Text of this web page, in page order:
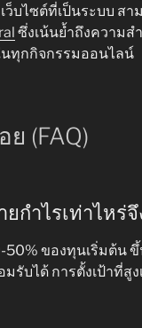
ว็บไซต์ที่เป็นระบบ สา
ซึ่งเน้นย้ำถึงความ
ทุกกิจกรรมออนไลน์
(FAQ)
ยกำไรเท่าไหร่
ของทุนเริ่มต้น
รับได้ การตั้งเป้าที่สู